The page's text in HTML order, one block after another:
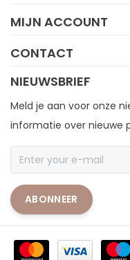
MIJN ACCOUNT
CONTACT
NIEUWSBRIEF
Meld je aan voor onze
informatie over nieuwe
ABONNEER